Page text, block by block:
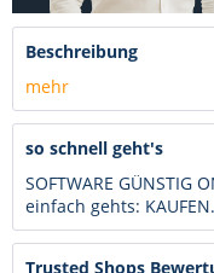
Beschreibung
mehr
so schnell geht's
SOFTWARE GÜNSTIG
einfach gehts:
Trusted Shops